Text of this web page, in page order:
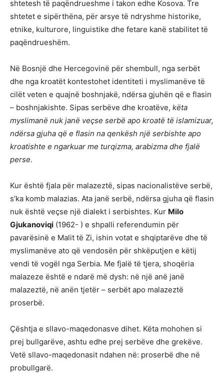
shtetesh të paqëndrueshme i takon edhe Kosova. Tre
shtetet e sipërthëna, për arsye të ndryshme historike,
etnike, kulturore, linguistike dhe fetare kanë stabilitet të
paqëndrueshëm.
Në Bosnjë dhe Hercegovinë për shembull, nga serbët
dhe nga kroatët kontestohet identiteti i myslimanëve të
cilët veten e quajnë boshnjakë, ndërsa gjuhën që e flasin
– boshnjakishte. Sipas serbëve dhe kroatëve, këta
myslimanë nuk janë veçse serbë apo kroatë të islamizuar,
ndërsa gjuha që e flasin na qenkësh një serbishte apo
kroatishte e ngarkuar me turqizma, arabizma dhe fjalë
perse.
Kur është fjala për malazeztë, sipas nacionalistëve serbë,
s’ka komb malazias. Ata janë serbë, ndërsa gjuha që flasin
nuk është veçse një dialekt i serbishtes. Kur Milo
Gjukanoviqi (1962- ) e shpalli referendumin për
pavarësinë e Malit të Zi, ishin votat e shqiptarëve dhe të
myslimanëve ato që vendosën për shkëputjen e këtij
vendi të vogël nga Serbia. Me fjalë të tjera, shoqëria
malazeze është e ndarë më dysh: në një anë janë
malazeztë, në anën tjetër – serbët apo malazeztë
proserbë.
Çështja e sllavo-maqedonasve dihet. Këta mohohen si
prej bullgarëve, ashtu edhe prej serbëve dhe grekëve.
Vetë sllavo-maqedonasit ndahen në: proserbë dhe në
probullgarë.